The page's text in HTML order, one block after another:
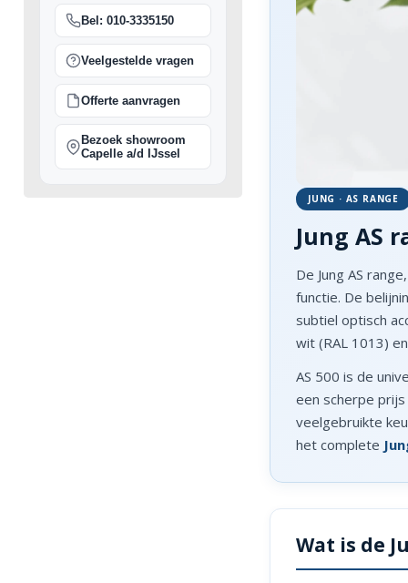
JUNG · AS RANGE
Jung AS
De Jung AS
functie. De
subtiel optisch
wit (RAL 1013)
AS 500 is de
een scherpe
veelgebruikte
het complete
Wat is de
Bel: 010-3335150
Veelgestelde vragen
Offerte aanvragen
Bezoek showroom
Capelle a/d IJssel